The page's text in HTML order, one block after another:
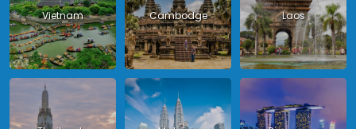
Vietnam Cambodge Laos